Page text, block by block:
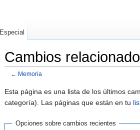
Cambios
← Memoria
Esta página es una lista de los últimos
categoría). Las páginas que están en tu
Opciones sobre cambios recientes
Especial